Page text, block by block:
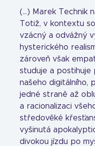
(...) Marek Technik
Totiž, v kontextu
vzácný a odvážný
hysterického
zároveň však
studuje a postihuje
našeho digitálního,
jedné straně až
a racionalizaci
středověké
vyšinutá
divokou jízdu po